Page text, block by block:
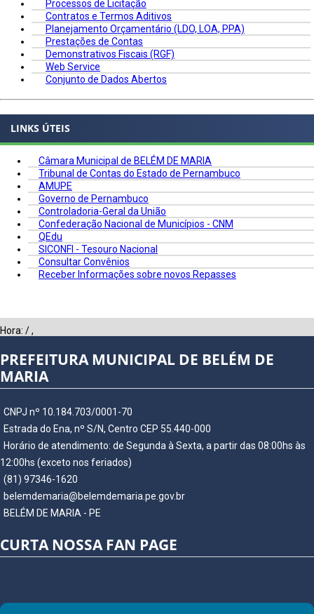
Processos de Licitação
Contratos e Termos Aditivos
Planejamento Orçamentário (LDO, LOA, PPA)
Prestações de Contas
Demonstrativos Fiscais (RGF)
Web Service
Conjunto de Dados Abertos
LINKS ÚTEIS
Câmara Municipal de BELÉM DE MARIA
Tribunal de Contas do Estado de Pernambuco
AMUPE
Governo de Pernambuco
Controladoria-Geral da União
Confederação Nacional de Municípios - CNM
QEdu
SICONFI - Tesouro Nacional
Consultar Convênios
Receber Informações sobre novos Repasses
Hora: /,
PREFEITURA MUNICIPAL DE BELÉM DE
MARIA
CNPJ nº 10.184.703/0001-70
Estrada do Ena, nº S/N, Centro CEP 55.440-000
Horário de atendimento: de Segunda à Sexta, a partir das 08:00hs às
12:00hs (exceto nos feriados)
(81) 97346-1620
belemdemaria@belemdemaria.pe.gov.br
BELÉM DE MARIA - PE
CURTA NOSSA FAN PAGE